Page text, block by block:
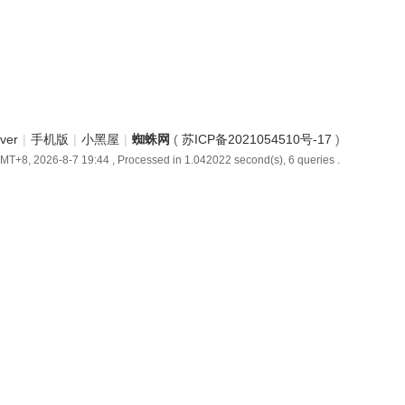
| 手机版 | 小黑屋 | 蜘蛛网 ( 苏ICP备2021054510号-17 )
2026-8-7 19:44 , Processed in 1.042022 second(s), 6 queries .